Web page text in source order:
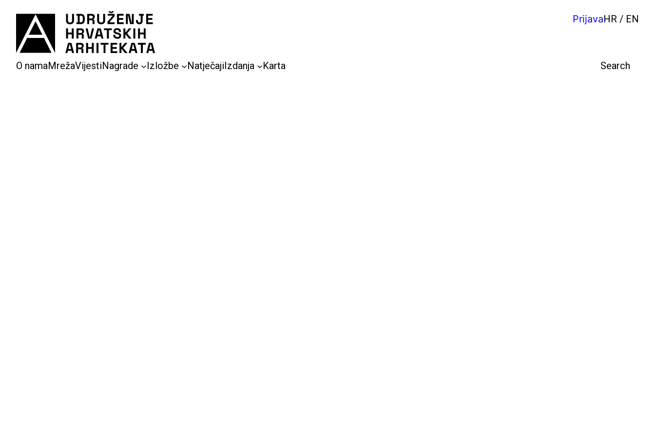
sadržaja
PrijavaHR / EN
O namaMrežaVijestiNagrade Izložbe NatječajiIzdanja Karta